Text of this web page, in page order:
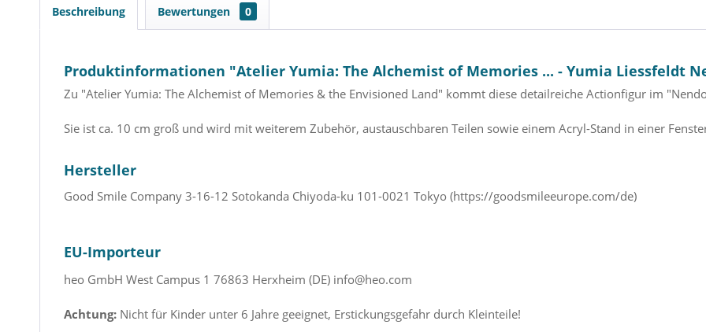
Beschreibung Bewertungen 0
Produktinformationen "Atelier Yumia: The Alchemist of Memories ... - Yumia Liessfeldt
Zu "Atelier Yumia: The Alchemist of Memories & the Envisioned Land" kommt diese detailreiche Actionfigur im
Sie ist ca. 10 cm groß und wird mit weiterem Zubehör, austauschbaren Teilen sowie einem Acryl-Stand in einer
Hersteller
Good Smile Company 3-16-12 Sotokanda Chiyoda-ku 101-0021 Tokyo (https://goodsmileeurope.com/de)
EU-Importeur
heo GmbH West Campus 1 76863 Herxheim (DE) info@heo.com
Achtung: Nicht für Kinder unter 6 Jahre geeignet, Erstickungsgefahr durch Kleinteile!